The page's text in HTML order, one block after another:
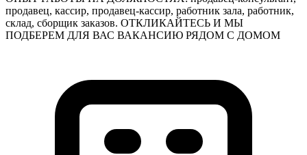
продавец, кассир, продавец-кассир, работник зала, работник,
склад, сборщик заказов. ОТКЛИКАЙТЕСЬ И МЫ
ПОДБЕРЕМ ДЛЯ ВАС ВАКАНСИЮ РЯДОМ С ДОМОМ